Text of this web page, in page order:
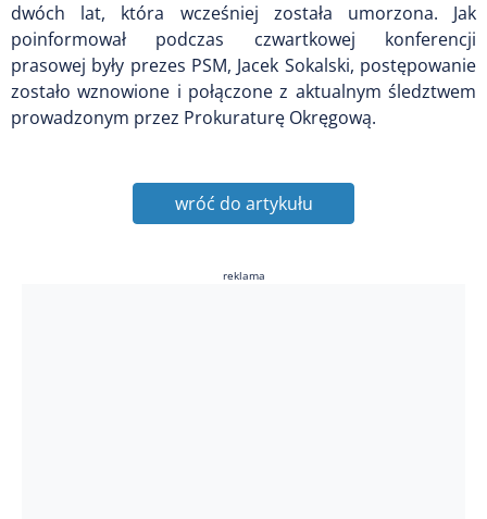
dwóch lat, która wcześniej została umorzona. Jak
poinformował podczas czwartkowej konferencji
prasowej były prezes PSM, Jacek Sokalski, postępowanie
zostało wznowione i połączone z aktualnym śledztwem
prowadzonym przez Prokuraturę Okręgową.
wróć do artykułu
reklama